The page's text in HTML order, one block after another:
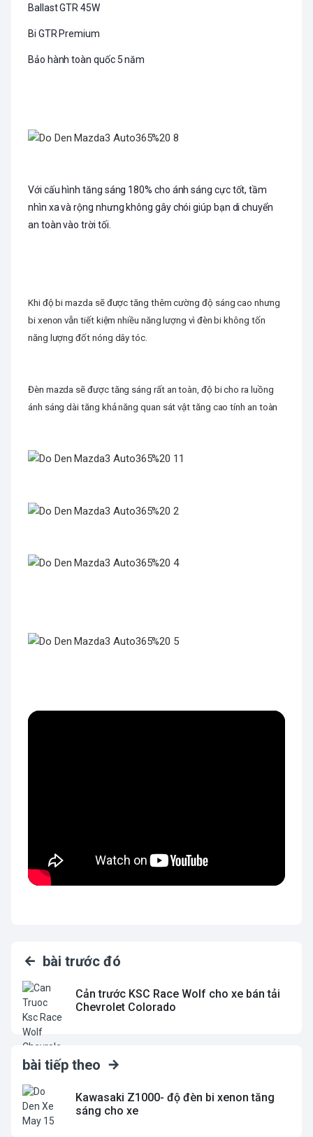
Ballast GTR 45W
Bi GTR Premium
Bảo hành toàn quốc 5 năm
Với cấu hình tăng sáng 180% cho ánh sáng cực tốt, tầm
nhìn xa và rộng nhưng không gây chói giúp bạn di chuyển
an toàn vào trời tối.
Khi độ bi mazda sẽ được tăng thêm cường độ sáng cao nhưng
bi xenon vẫn tiết kiệm nhiều năng lượng vì đèn bi không tốn
năng lượng đốt nóng dây tóc.
Đèn mazda sẽ được tăng sáng rất an toàn, độ bi cho ra luồng
ánh sáng dài tăng khả năng quan sát vật tăng cao tính an toàn
bài trước đó
Cản trước KSC Race Wolf cho xe bán tải
Chevrolet Colorado
bài tiếp theo
Kawasaki Z1000- độ đèn bi xenon tăng
sáng cho xe